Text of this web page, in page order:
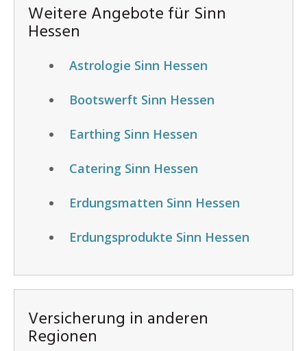
Weitere Angebote für Sinn
Hessen
Astrologie Sinn Hessen
Bootswerft Sinn Hessen
Earthing Sinn Hessen
Catering Sinn Hessen
Erdungsmatten Sinn Hessen
Erdungsprodukte Sinn Hessen
Versicherung in anderen
Regionen